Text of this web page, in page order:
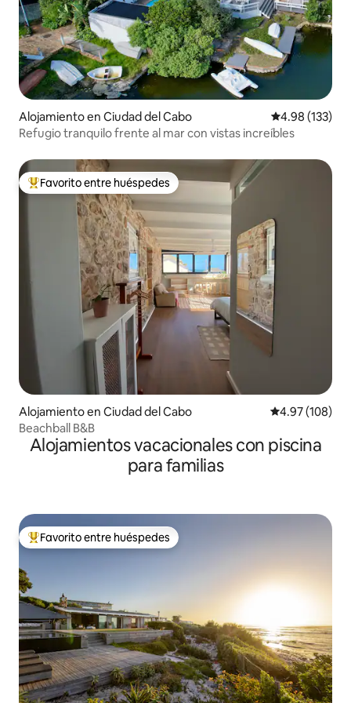
Alojamiento en Ciudad del Cabo Calificación
4.98 (133)
Refugio tranquilo frente al mar con vistas increíbles
Favorito entre huéspedes preferido
Favorito entre huéspedes
Alojamiento en Ciudad del Cabo Calificación
4.97 (108)
Beachball B&B
Alojamientos vacacionales con piscina
para familias
Favorito entre huéspedes preferido
Favorito entre huéspedes